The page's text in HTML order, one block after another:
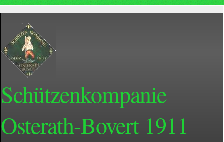
Schützenkompanie
Osterath-Bovert 1911